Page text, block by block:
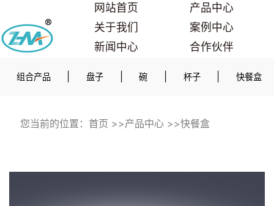
网站首页
产品中心
关于我们
案例中心
新闻中心
合作伙伴
组合产品 盘子 碗 杯子 快餐盒
您当前的位置： 首页 >>产品中心>>快餐盒